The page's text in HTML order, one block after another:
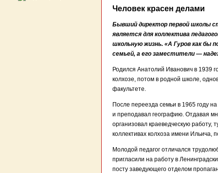
Человек красен делами
Бывший директор первой школы
является для коллектива
школьную жизнь. «А Гуров как бы
семьей, а его заместители —
Родился Анатолий Иванович в 1939
колхозе, потом в родной школе,
факультете.
После переезда семьи в 1965 году
и преподавал географию. Отдавая
организовал краеведческую работу,
коллективах колхоза имени Ильича,
Молодой педагог отличался
пригласили на работу в
посту заведующего отделом